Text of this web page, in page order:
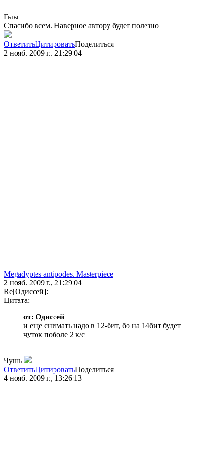
Гыы
Спасибо всем. Наверное автору будет полезно
ОтветитьЦитироватьПоделиться
2 нояб. 2009 г., 21:29:04
Megadyptes antipodes. Masterpiece
2 нояб. 2009 г., 21:29:04
Re[Одиссей]:
Цитата:
от: Одиссей
и еще снимать надо в 12-бит, бо на 14бит будет
чуток поболе 2 к/с
Чушь
ОтветитьЦитироватьПоделиться
4 нояб. 2009 г., 13:26:13